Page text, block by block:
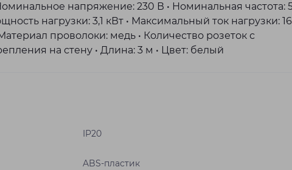
напряжение: 230 В • Номинальная частота:
нагрузки: 3,1 кВт • Максимальный ток нагрузки: 16
проволоки: медь • Количество розеток с
на стену • Длина: 3 м • Цвет: белый
IP20
ABS-пластик